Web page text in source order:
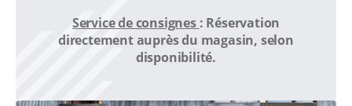
Service de consignes : Réservation
directement auprès du magasin, selon
disponibilité.